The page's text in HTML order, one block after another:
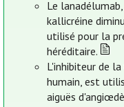
Le
kallicréine
utilisé pour la
héréditaire.
L'inhibiteur de
humain, est
aiguës